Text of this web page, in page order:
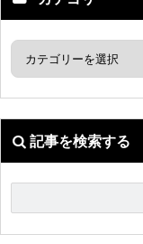
記事を検索する